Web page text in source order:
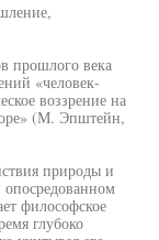
прошлого века
«человек-
воззрение на
(М. Эпштейн,
природы и
опосредованном
философское
глубоко